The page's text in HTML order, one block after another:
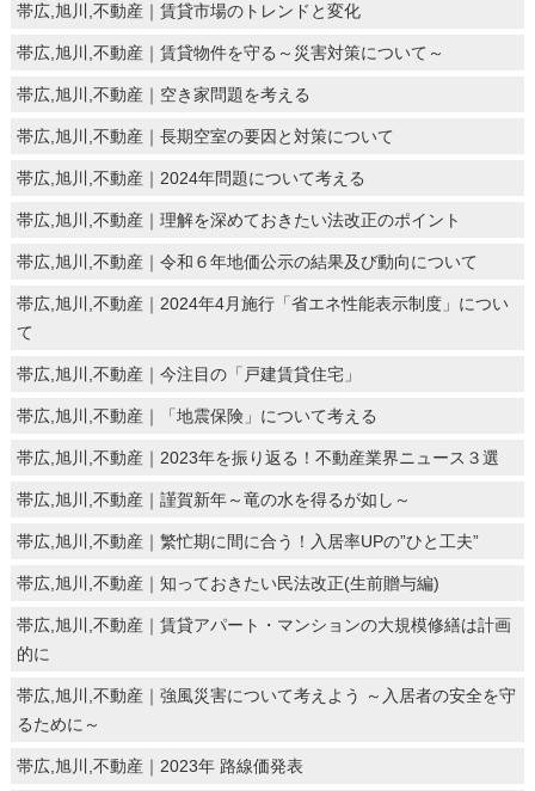
帯広,旭川,不動産｜賃貸市場のトレンドと変化
帯広,旭川,不動産｜賃貸物件を守る～災害対策について～
帯広,旭川,不動産｜空き家問題を考える
帯広,旭川,不動産｜長期空室の要因と対策について
帯広,旭川,不動産｜2024年問題について考える
帯広,旭川,不動産｜理解を深めておきたい法改正のポイント
帯広,旭川,不動産｜令和６年地価公示の結果及び動向について
帯広,旭川,不動産｜2024年4月施行「省エネ性能表示制度」につい
て
帯広,旭川,不動産｜今注目の「戸建賃貸住宅」
帯広,旭川,不動産｜「地震保険」について考える
帯広,旭川,不動産｜2023年を振り返る！不動産業界ニュース３選
帯広,旭川,不動産｜謹賀新年～竜の水を得るが如し～
帯広,旭川,不動産｜繁忙期に間に合う！入居率UPの”ひと工夫”
帯広,旭川,不動産｜知っておきたい民法改正(生前贈与編)
帯広,旭川,不動産｜賃貸アパート・マンションの大規模修繕は計画
的に
帯広,旭川,不動産｜強風災害について考えよう ～入居者の安全を守
るために～
帯広,旭川,不動産｜2023年 路線価発表